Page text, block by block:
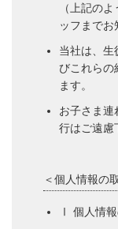
（上記の
ッフまでお
当社は、生
びこれらの
ます。
お子さま連
行はご遠慮
＜個人情報の
Ⅰ 個人情